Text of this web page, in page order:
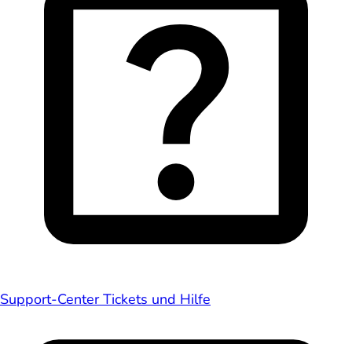
Support-Center Tickets und Hilfe